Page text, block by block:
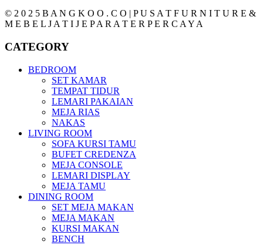
© 2 0 2 5 B A N G K O O . C O | P U S A T F U R N I T U R E &
M E B E L J A T I J E P A R A T E R P E R C A Y A
CATEGORY
BEDROOM
SET KAMAR
TEMPAT TIDUR
LEMARI PAKAIAN
MEJA RIAS
NAKAS
LIVING ROOM
SOFA KURSI TAMU
BUFET CREDENZA
MEJA CONSOLE
LEMARI DISPLAY
MEJA TAMU
DINING ROOM
SET MEJA MAKAN
MEJA MAKAN
KURSI MAKAN
BENCH